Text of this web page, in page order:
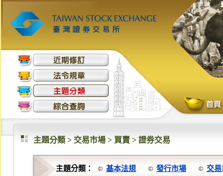
主題分類 > 交易市場 > 買賣 > 證券交易
主題分類： 基本法規 發行市場 交